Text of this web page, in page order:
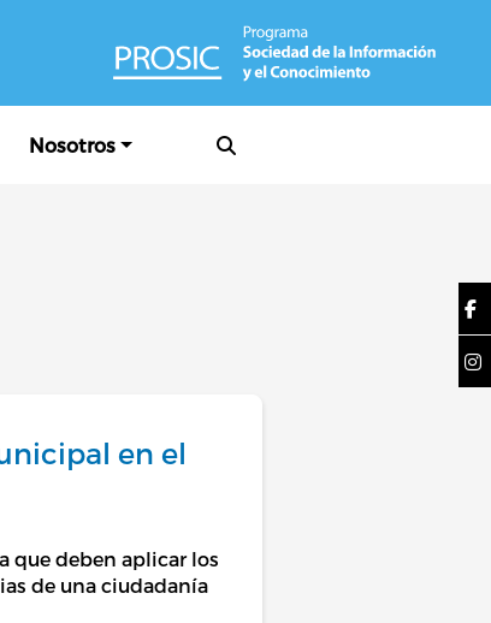
Nosotros
en el
que deben aplicar los
de una ciudadanía